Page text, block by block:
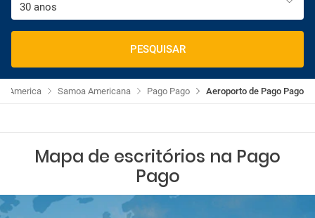
30 anos
PESQUISAR
Aeroporto de Pago Pago
Pago Pago
Samoa Americana
America
Mapa de escritórios na Pago
Pago